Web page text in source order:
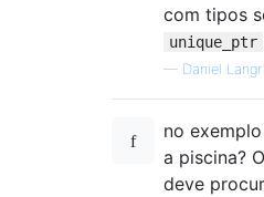
com tipos
unique_ptr
— Daniel Langr
no
a piscina? O
deve